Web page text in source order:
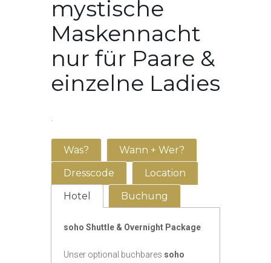
mystische
Maskennacht
nur für Paare &
einzelne Ladies
Was?
Wann + Wer?
Dresscode
Location
Hotel
Buchung
soho Shuttle & Overnight Package
Unser optional buchbares soho